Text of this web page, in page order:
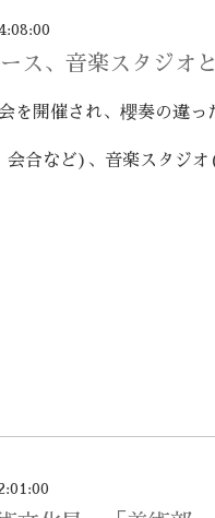
ス、音楽スタジオ
を開催され、櫻奏の違っ
会合など)、音楽スタジ